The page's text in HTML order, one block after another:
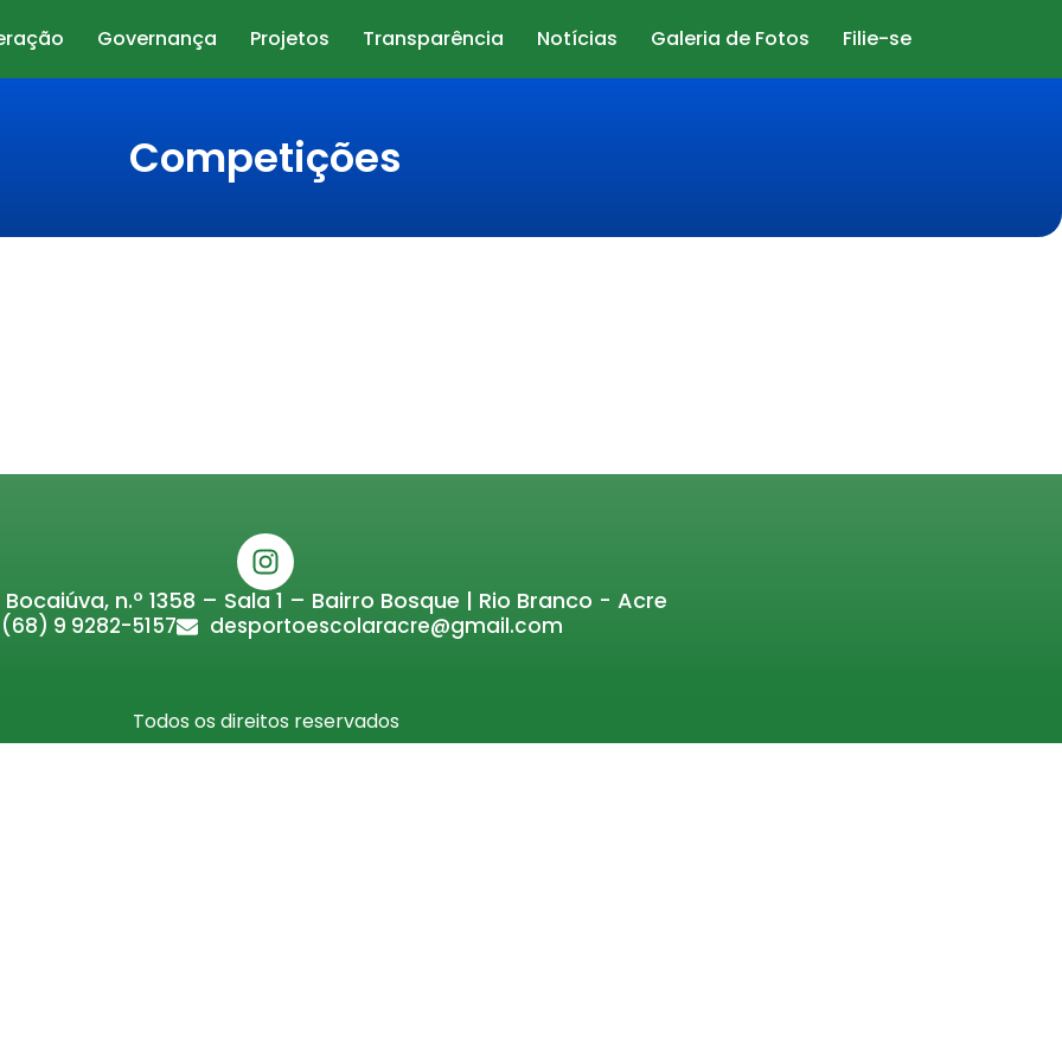
Governança Projetos Transparência Notícias Galeria de Fotos Filie-se
Competições
n.º 1358 – Sala 1 – Bairro Bosque | Rio Branco - Acre
(68) 9 9282-5157 desportoescolaracre@gmail.com
Todos os direitos reservados